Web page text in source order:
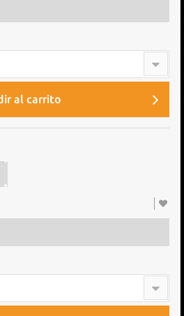
al carrito